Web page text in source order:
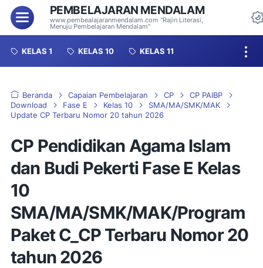
MenuPEMBELAJARAN MENDALAM
www.pembealajaranmendalam.com "Rajin Literasi,
Menuju Pembelajaran Mendalam"
KELAS 1 KELAS 10 KELAS 11
Beranda Capaian Pembelajaran CP
CP PAIBP
Download
Fase E Kelas 10
SMA/MA/SMK/MAK
Update CP Terbaru Nomor 20 tahun 2026
CP Pendidikan Agama Islam
dan Budi Pekerti Fase E Kelas
10
SMA/MA/SMK/MAK/Program
Paket C_CP Terbaru Nomor 20
tahun 2026